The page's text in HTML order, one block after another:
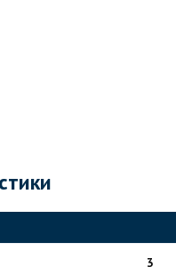
3